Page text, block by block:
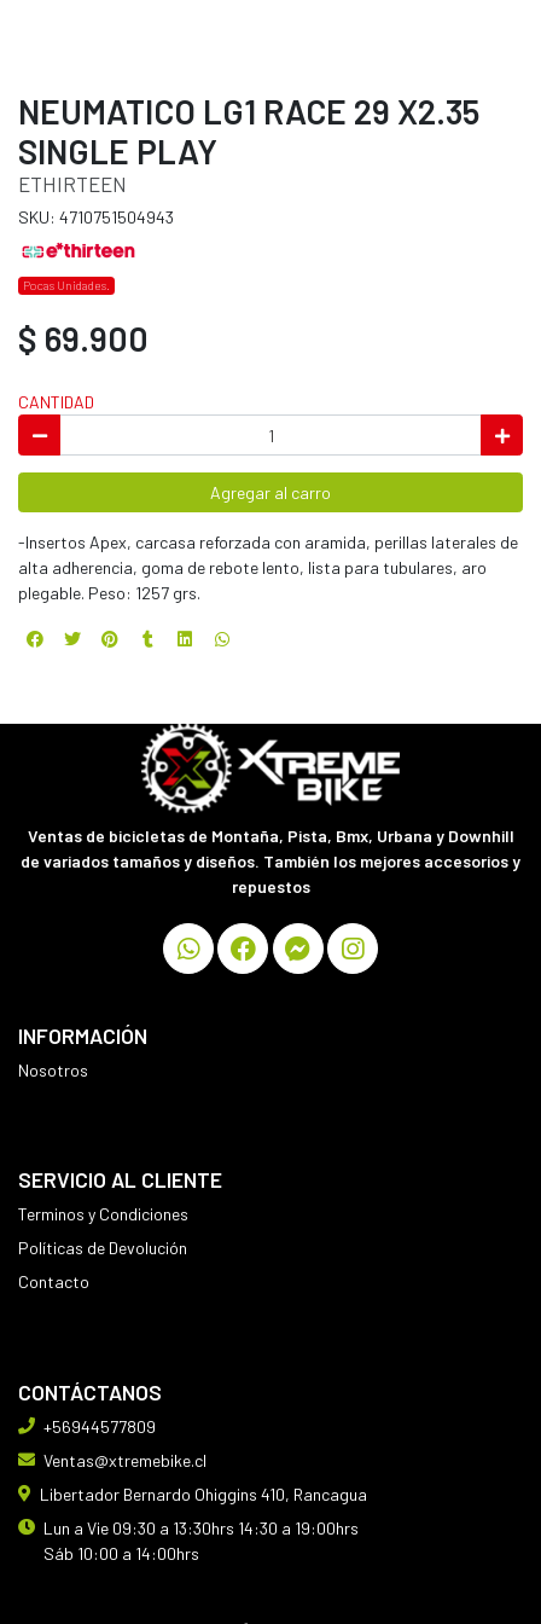
NEUMATICO LG1 RACE 29 X2.35
SINGLE PLAY
ETHIRTEEN
SKU: 4710751504943
Pocas Unidades.
$ 69.900
CANTIDAD
Agregar al carro
-Insertos Apex, carcasa reforzada con aramida, perillas laterales de
alta adherencia, goma de rebote lento, lista para tubulares, aro
plegable. Peso: 1257 grs.
Ventas de bicicletas de Montaña, Pista, Bmx, Urbana y Downhill
de variados tamaños y diseños. También los mejores accesorios y
repuestos
INFORMACIÓN
Nosotros
SERVICIO AL CLIENTE
Terminos y Condiciones
Políticas de Devolución
Contacto
CONTÁCTANOS
+56944577809
Ventas@xtremebike.cl
Libertador Bernardo Ohiggins 410, Rancagua
Lun a Vie 09:30 a 13:30hrs 14:30 a 19:00hrs
Sáb 10:00 a 14:00hrs